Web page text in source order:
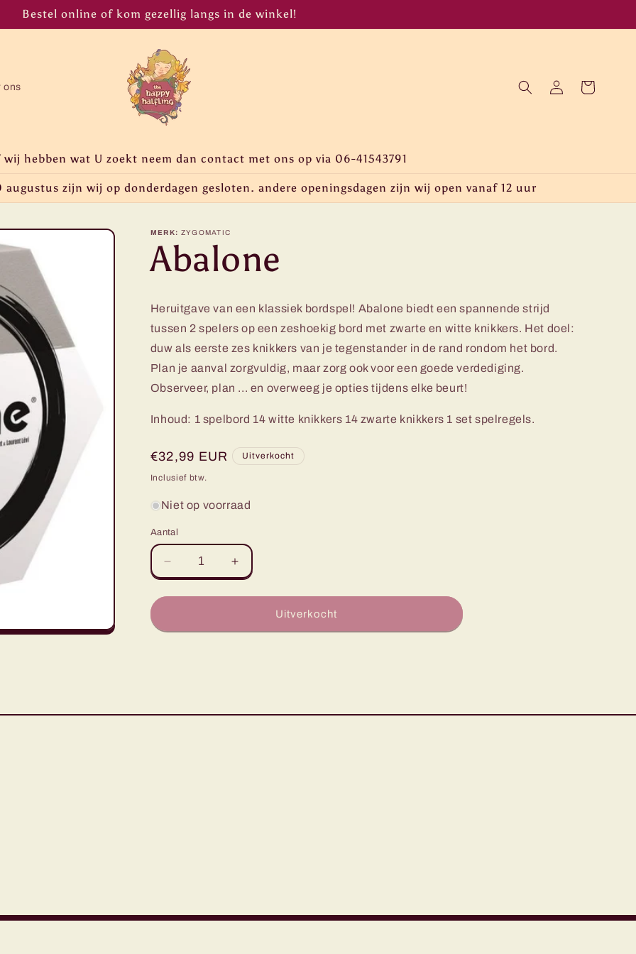
Bestel online of kom gezellig langs in de winkel!
ons InloggenWinkelwagen
hebben wat U zoekt neem dan contact met ons op via 06-41543791
zijn wij op donderdagen gesloten. andere openingsdagen zijn wij open vanaf 12 uur
MERK: ZYGOMATIC
Abalone
Heruitgave van een klassiek bordspel! Abalone biedt een spannende strijd
tussen 2 spelers op een zeshoekig bord met zwarte en witte knikkers. Het doel:
duw als eerste zes knikkers van je tegenstander in de rand rondom het bord.
Plan je aanval zorgvuldig, maar zorg ook voor een goede verdediging.
Observeer, plan ... en overweeg je opties tijdens elke beurt!
Inhoud: 1 spelbord 14 witte knikkers 14 zwarte knikkers 1 set spelregels.
Normale
prijs
€32,99 EUR Uitverkocht
Inclusief btw.
Niet op voorraad
Aantal
Aantal
verlagen
voor
Aantal
verhogen
voor
AbaloneUitverkocht